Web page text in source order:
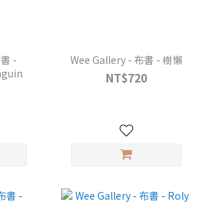
-
Wee Gallery - 布書 - 樹懶
NT$720